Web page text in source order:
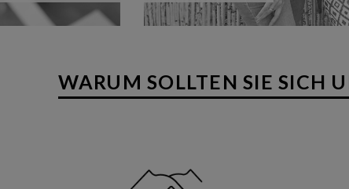
WARUM SOLLTEN SIE SICH